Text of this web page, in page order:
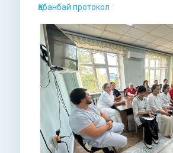
Қабанбай протокол